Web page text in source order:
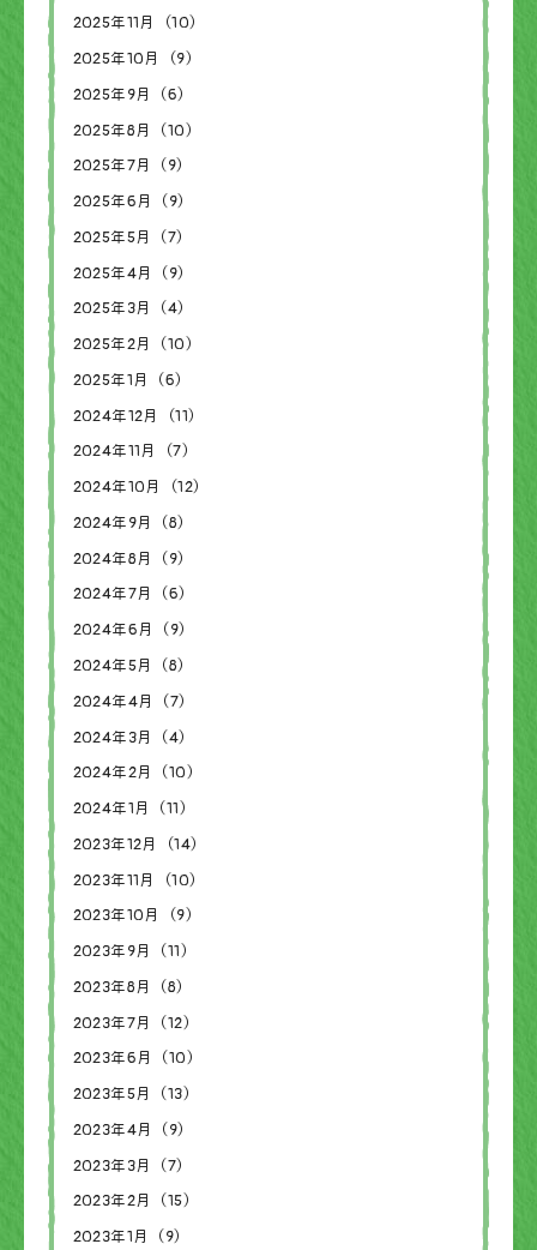
2025年11月（10）
2025年10月（9）
2025年9月（6）
2025年8月（10）
2025年7月（9）
2025年6月（9）
2025年5月（7）
2025年4月（9）
2025年3月（4）
2025年2月（10）
2025年1月（6）
2024年12月（11）
2024年11月（7）
2024年10月（12）
2024年9月（8）
2024年8月（9）
2024年7月（6）
2024年6月（9）
2024年5月（8）
2024年4月（7）
2024年3月（4）
2024年2月（10）
2024年1月（11）
2023年12月（14）
2023年11月（10）
2023年10月（9）
2023年9月（11）
2023年8月（8）
2023年7月（12）
2023年6月（10）
2023年5月（13）
2023年4月（9）
2023年3月（7）
2023年2月（15）
2023年1月（9）